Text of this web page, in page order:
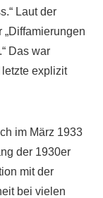
Laut der
„Diffamierungen
Das war
explizit
im März 1933
der 1930er
mit der
bei vielen